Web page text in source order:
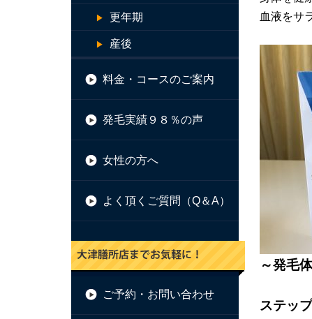
更年期
産後
料金・コースのご案内
発毛実績９８％の声
女性の方へ
よく頂くご質問（Q＆A）
ご予約・お問い合わせ
血液をサ
～発毛
ステッ